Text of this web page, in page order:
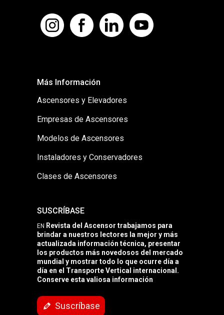
Más Información
Ascensores y Elevadores
Empresas de Ascensores
Modelos de Ascensores
Instaladores y Conservadores
Clases de Ascensores
SUSCRÍBASE
EN Revista del Ascensor trabajamos para
brindar a nuestros lectores la mejor y más
actualizada información técnica, presentar
los productos más novedosos del mercado
mundial y mostrar todo lo que ocurre día a
día en el Transporte Vertical internacional.
Conserve esta valiosa información
Suscríbase